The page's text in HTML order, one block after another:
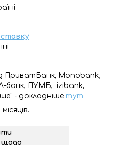
ПриватБанк, Monobank,
А-банк, ПУМБ, izibank,
- докладніше тут
щодо